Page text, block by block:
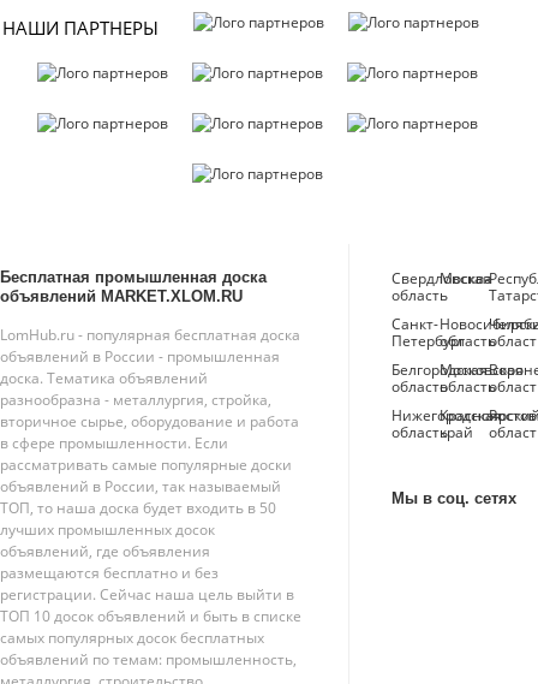
НАШИ ПАРТНЕРЫ
Бесплатная промышленная доска
объявлений MARKET.XLOM.RU
LomHub.ru - популярная бесплатная доска
объявлений в России - промышленная
доска. Тематика объявлений
разнообразна - металлургия, стройка,
вторичное сырье, оборудование и работа
в сфере промышленности. Если
рассматривать самые популярные доски
объявлений в России, так называемый
ТОП, то наша доска будет входить в 50
лучших промышленных досок
объявлений, где объявления
размещаются бесплатно и без
регистрации. Сейчас наша цель выйти в
ТОП 10 досок объявлений и быть в списке
самых популярных досок бесплатных
объявлений по темам: промышленность,
Свердловская
область
Москва
Санкт-
Петербургобласть
Белгородская
область
Московская
область
Нижегородская
областькрай
Мы в соц. сетях